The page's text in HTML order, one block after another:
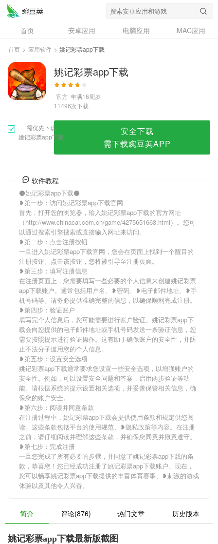
首页 安卓应用 电脑应用
MAC应用
资讯
专题
问答
首页 > 应用软件 > 姚记彩票app下载
姚记彩票app下载
官方 年满16周岁
11496次下载
需优先下载
姚记彩票app下载
安全下载
需下载豌豆荚APP
软件教程
⚫姚记彩票app下载⚫
❥第一步：访问姚记彩票app下载官网
首先，打开您的浏览器，输入姚记彩票app下载的官方网址
（http://www.chinacar.com.cn/game/4275651663.html）。您可
以通过搜索引擎搜索或直接输入网址来访问。
❥第二步：点击注册按钮
一旦进入姚记彩票app下载官网，您会在页面上找到一个醒目的
注册按钮。点击该按钮，您将被引导至注册页面。
❥第三步：填写注册信息
在注册页面上，您需要填写一些必要的个人信息来创建姚记彩票
app下载账户。通常包括用户名、❥密码、❥电子邮件地址、❥手
机号码等。请务必提供准确完整的信息，以确保顺利完成注册。
❥第四步：验证账户
填写完个人信息后，您可能需要进行账户验证。姚记彩票app下
载会向您提供的电子邮件地址或手机号码发送一条验证信息，您
需要按照提示进行验证操作。这有助于确保账户的安全性，并防
止不法分子滥用您的个人信息。
❥第五步：设置安全选项
姚记彩票app下载通常要求您设置一些安全选项，以增强账户的
安全性。例如，可以设置安全问题和答案，启用两步验证等功
能。请根据系统的提示设置相关选项，并妥善保管相关信息，确
保您的账户安全。
❥第六步：阅读并同意条款
在注册过程中，姚记彩票app下载会提供使用条款和规定供您阅
读。这些条款包括平台的使用规范、❥隐私政策等内容。在注册
之前，请仔细阅读并理解这些条款，并确保您同意并愿意遵守。
❥第七步：完成注册
一旦您完成了所有必要的步骤，并同意了姚记彩票app下载的条
款，恭喜您！您已经成功注册了姚记彩票app下载账户。现在，
您可以畅享姚记彩票app下载提供的丰富体育赛事、❥刺激的游戏
体验以及其他令人兴奋。
简介 评论(876) 热门文章 历史版本
姚记彩票app下载最新版截图